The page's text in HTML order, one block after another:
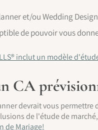
et/ou Wedding
de pouvoir vous
inclut un modèle
CA
devrait vous
de l'étude de
de Mariage!